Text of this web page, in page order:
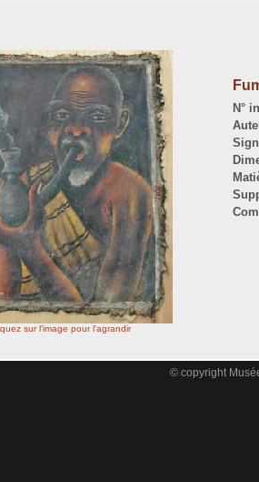
sur l'image pour l'agrandir
N°
© copyright